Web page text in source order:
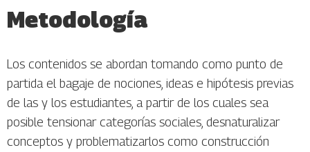
Metodología
Los contenidos se abordan tomando como punto de
partida el bagaje de nociones, ideas e hipótesis previas
de las y los estudiantes, a partir de los cuales sea
posible tensionar categorías sociales, desnaturalizar
conceptos y problematizarlos como construcción